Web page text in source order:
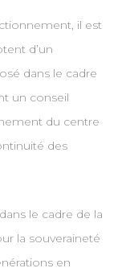
il est
d’un
dans le cadre
un conseil
du centre
des
le cadre de la
la souveraineté
en